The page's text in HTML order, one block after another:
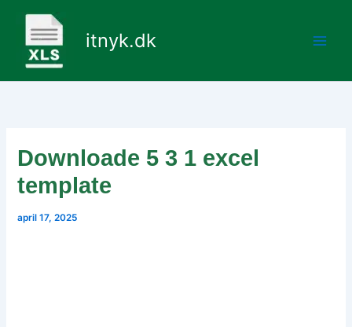
indholdet
itnyk.dk
Downloade 5 3 1 excel
template
april 17, 2025